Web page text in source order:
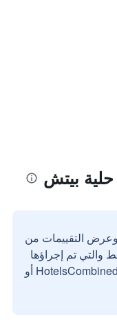
بيتش
التقييمات من
والتي تم إجراؤها
بواسطة مستخدمين حقيقيين مع HotelsCombined أو